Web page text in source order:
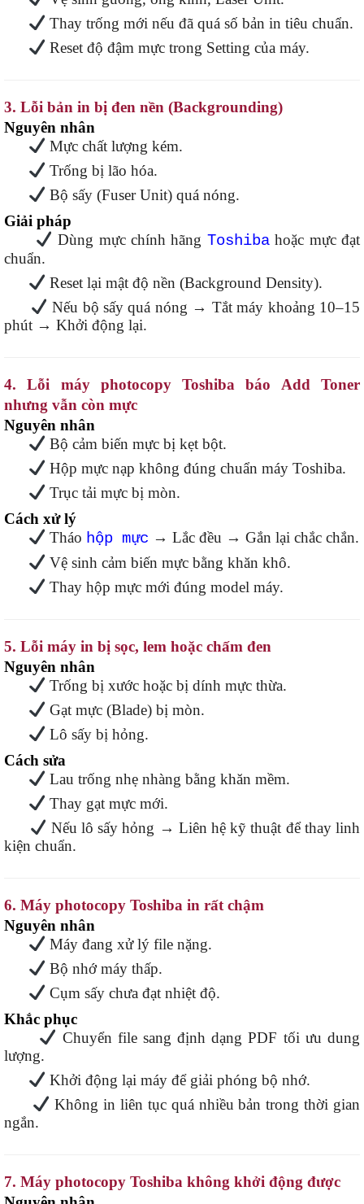
Thay trống mới nếu đã quá số bản in tiêu chuẩn.
Reset độ đậm mực trong Setting của máy.
3. Lỗi bản in bị đen nền (Backgrounding)
Nguyên nhân
Mực chất lượng kém.
Trống bị lão hóa.
Bộ sấy (Fuser Unit) quá nóng.
Giải pháp
Dùng mực chính hãng Toshibahoặc mực đạt
chuẩn.
Reset lại mật độ nền (Background Density).
Nếu bộ sấy quá nóng → Tắt máy khoảng 10–15
phút → Khởi động lại.
4. Lỗi máy photocopy Toshiba báo Add Toner
nhưng vẫn còn mực
Nguyên nhân
Bộ cảm biến mực bị kẹt bột.
Hộp mực nạp không đúng chuẩn máy Toshiba.
Trục tải mực bị mòn.
Cách xử lý
Tháo hộp mực → Lắc đều → Gắn lại chắc chắn.
Vệ sinh cảm biến mực bằng khăn khô.
Thay hộp mực mới đúng model máy.
5. Lỗi máy in bị sọc, lem hoặc chấm đen
Nguyên nhân
Trống bị xước hoặc bị dính mực thừa.
Gạt mực (Blade) bị mòn.
Lô sấy bị hỏng.
Cách sửa
Lau trống nhẹ nhàng bằng khăn mềm.
Thay gạt mực mới.
Nếu lô sấy hỏng → Liên hệ kỹ thuật để thay linh
kiện chuẩn.
6. Máy photocopy Toshiba in rất chậm
Nguyên nhân
Máy đang xử lý file nặng.
Bộ nhớ máy thấp.
Cụm sấy chưa đạt nhiệt độ.
Khắc phục
Chuyển file sang định dạng PDF tối ưu dung
lượng.
Khởi động lại máy để giải phóng bộ nhớ.
Không in liên tục quá nhiều bản trong thời gian
ngắn.
7. Máy photocopy Toshiba không khởi động được